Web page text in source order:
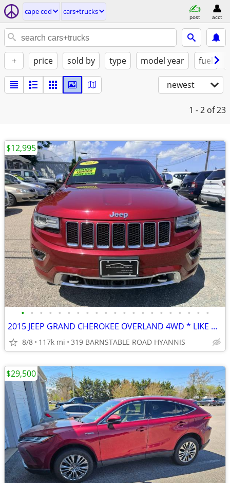
cape cod cars+trucks
post acct
+ price sold by type model year fuel
newest
1 - 2 of 23
• • • • • • • • • • • • • • • • • • • • •
2015 JEEP GRAND CHEROKEE OVERLAND 4WD * LIKE NEW * LOADED
8/8 117k mi 319 BARNSTABLE ROAD HYANNIS
$12,995
$29,500